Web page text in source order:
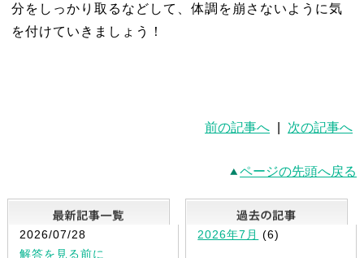
分をしっかり取るなどして、体調を崩さないように気
を付けていきましょう！
前の記事へ 次の記事へ
ページの先頭へ戻る
最新記事一覧
2026/07/28
解答を見る前に
2026年7月 (6)